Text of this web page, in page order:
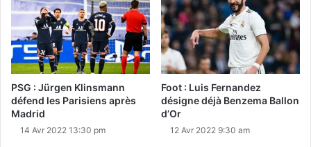
PSG : Jürgen Klinsmann
défend les Parisiens après
Madrid
14 Avr 2022 13:30 pm
Foot : Luis Fernandez
désigne déjà Benzema Ballon
d’Or
12 Avr 2022 9:30 am